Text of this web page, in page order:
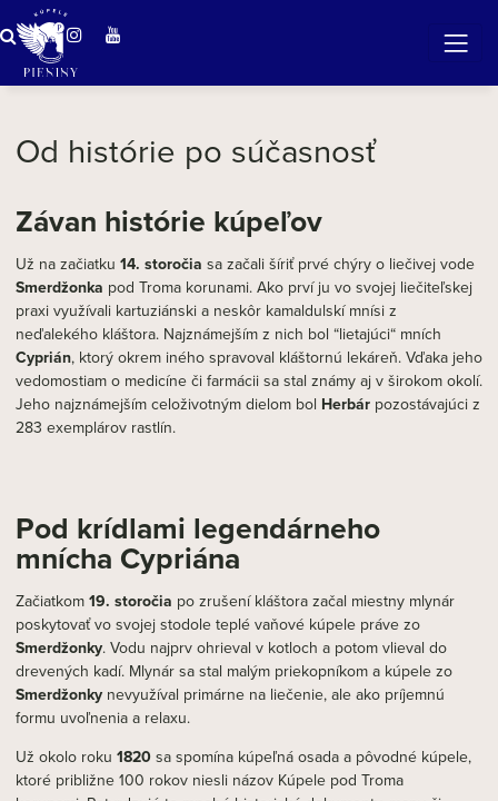
Od histórie po súčasnosť
Závan histórie kúpeľov
Už na začiatku 14. storočia sa začali šíriť prvé chýry o liečivej vode
Smerdžonka pod Troma korunami. Ako prví ju vo svojej liečiteľskej
praxi využívali kartuziánski a neskôr kamaldulskí mnísi z
neďalekého kláštora. Najznámejším z nich bol “lietajúci“ mních
Cyprián, ktorý okrem iného spravoval kláštornú lekáreň. Vďaka jeho
vedomostiam o medicíne či farmácii sa stal známy aj v širokom okolí.
Jeho najznámejším celoživotným dielom bol Herbár pozostávajúci z
283 exemplárov rastlín.
Pod krídlami legendárneho
mnícha Cypriána
Začiatkom 19. storočia po zrušení kláštora začal miestny mlynár
poskytovať vo svojej stodole teplé vaňové kúpele práve zo
Smerdžonky. Vodu najprv ohrieval v kotloch a potom vlieval do
drevených kadí. Mlynár sa stal malým priekopníkom a kúpele zo
Smerdžonky nevyužíval primárne na liečenie, ale ako príjemnú
formu uvoľnenia a relaxu.
Už okolo roku 1820 sa spomína kúpeľná osada a pôvodné kúpele,
ktoré približne 100 rokov niesli názov Kúpele pod Troma